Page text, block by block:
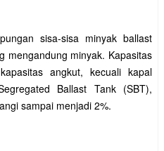
sisa-sisa minyak ballast
mengandung minyak. Kapasitas
angkut, kecuali kapal
Ballast Tank (SBT),
sampai menjadi 2%.